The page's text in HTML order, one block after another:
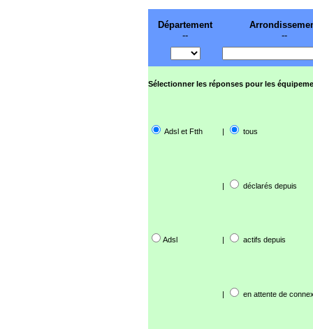
Département
--
--
Sélectionner les réponses pour les
Adsl et Ftth | tous
| déclarés depuis
Adsl | actifs depuis
| en attente de